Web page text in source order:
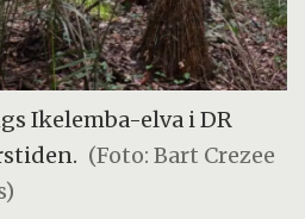
Ikelemba-elva i DR
(Foto: Bart Crezee